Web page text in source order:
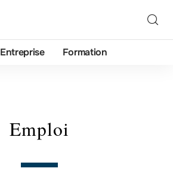
Entreprise Formation
Emploi